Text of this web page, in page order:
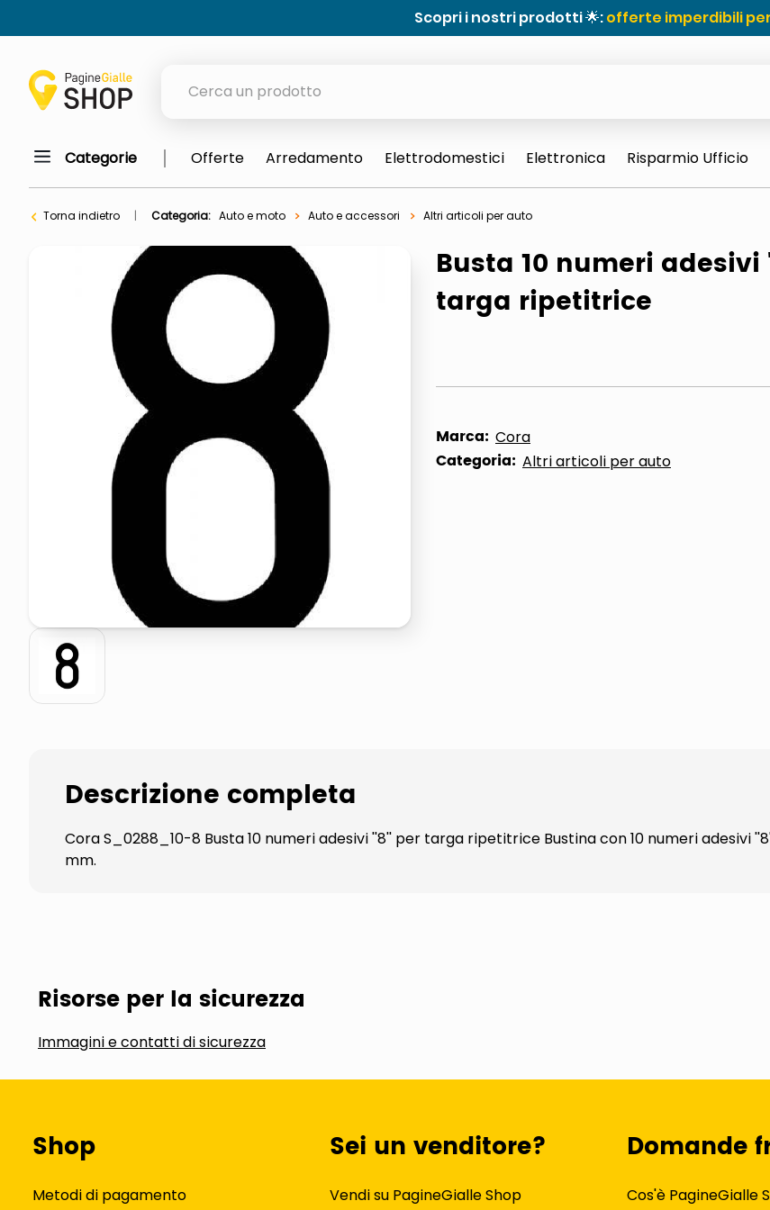
Scopri i nostri prodotti 🌟:offerte imperdibili
meme
elenco
italia independent occhiali sole 0703 thin rotondo sun
lucidatrice pavimenti
pattumiera raccolta differenziata
elenco telefonico
faro solare
Categorie Offerte Arredamento Elettrodomestici Elettronica Risparmio Ufficio
Torna indietro Categoria: Auto e moto Auto e accessori Altri articoli per auto
Busta 10 numeri adesivi
targa ripetitrice
Marca: Cora
Categoria: Altri articoli per auto
Descrizione completa
Cora S_0288_10-8 Busta 10 numeri adesivi ''8'' per targa ripetitrice Bustina con 10 numeri
mm.
Risorse per la sicurezza
Immagini e contatti di sicurezza
Shop
Metodi di pagamento
Sei un venditore?
Vendi su PagineGialle Shop
Domande
Cos'è PagineGialle